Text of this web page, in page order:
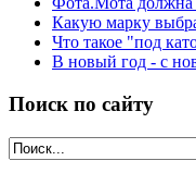
Какую марку
Что такое "под
В новый год - с
Поиск по сайту